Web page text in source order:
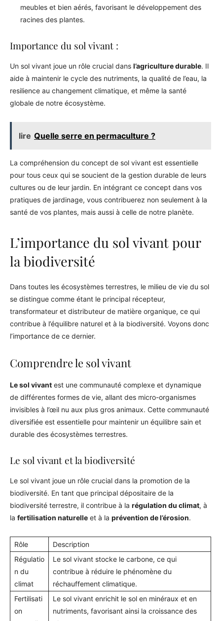
meubles et bien aérés, favorisant le développement des
racines des plantes.
Importance du sol vivant :
Un sol vivant joue un rôle crucial dans l’agriculture durable. Il
aide à maintenir le cycle des nutriments, la qualité de l’eau, la
resilience au changement climatique, et même la santé
globale de notre écosystème.
lire Quelle serre en permaculture ?
La compréhension du concept de sol vivant est essentielle
pour tous ceux qui se soucient de la gestion durable de leurs
cultures ou de leur jardin. En intégrant ce concept dans vos
pratiques de jardinage, vous contribuerez non seulement à la
santé de vos plantes, mais aussi à celle de notre planète.
L’importance du sol vivant pour
la biodiversité
Dans toutes les écosystèmes terrestres, le milieu de vie du sol
se distingue comme étant le principal récepteur,
transformateur et distributeur de matière organique, ce qui
contribue à l’équilibre naturel et à la biodiversité. Voyons donc
l’importance de ce dernier.
Comprendre le sol vivant
Le sol vivant est une communauté complexe et dynamique
de différentes formes de vie, allant des micro-organismes
invisibles à l’œil nu aux plus gros animaux. Cette communauté
diversifiée est essentielle pour maintenir un équilibre sain et
durable des écosystèmes terrestres.
Le sol vivant et la biodiversité
Le sol vivant joue un rôle crucial dans la promotion de la
biodiversité. En tant que principal dépositaire de la
biodiversité terrestre, il contribue à la régulation du climat, à
la fertilisation naturelle et à la prévention de l’érosion.
Rôle
Description
Régulatio
n du
climat
Le sol vivant stocke le carbone, ce qui
contribue à réduire le phénomène du
réchauffement climatique.
Fertilisati
on
Le sol vivant enrichit le sol en minéraux et en
nutriments, favorisant ainsi la croissance des